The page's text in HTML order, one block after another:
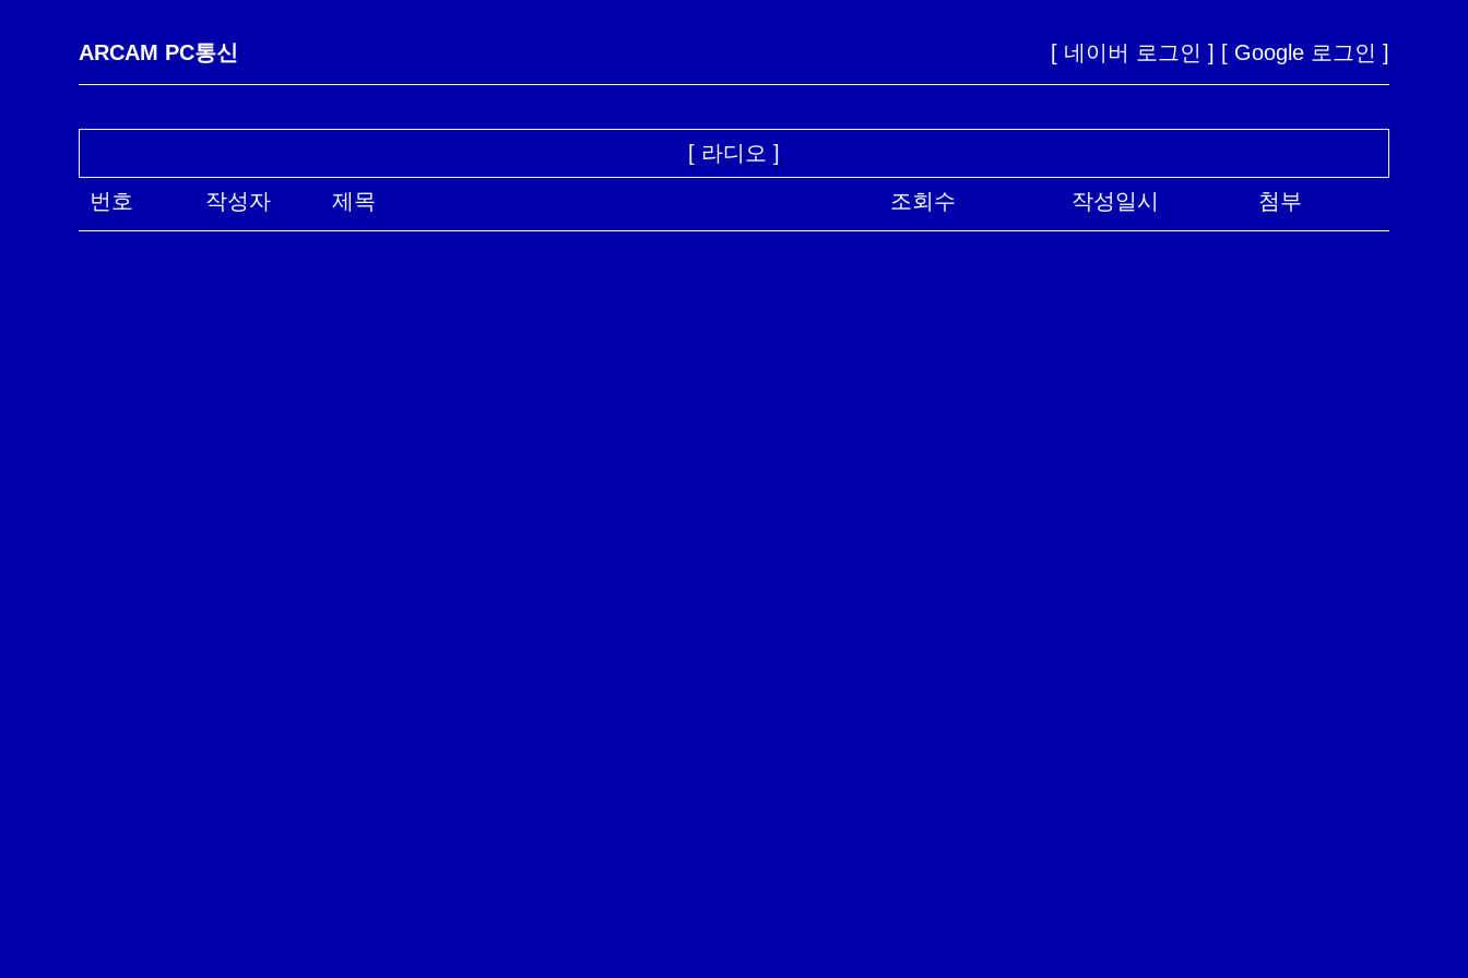
ARCAM PC통신 [ 네이버 로그인 ] [ Google 로그인 ]
[ 라디오 ]
번호
작성자 제목 조회수 작성일시 첨부